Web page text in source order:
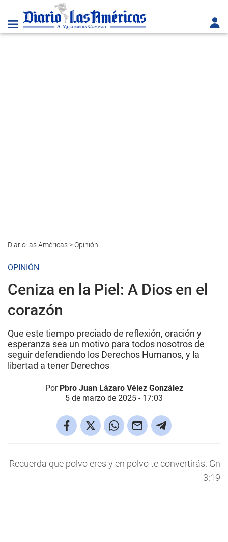
Diario las Américas>Opinión
OPINIÓN
Ceniza en la Piel: A Dios en el
corazón
Que este tiempo preciado de reflexión, oración y
esperanza sea un motivo para todos nosotros de
seguir defendiendo los Derechos Humanos, y la
libertad a tener Derechos
Por Pbro Juan Lázaro Vélez González
5 de marzo de 2025 - 17:03
Recuerda que polvo eres y en polvo te convertirás. Gn
3:19